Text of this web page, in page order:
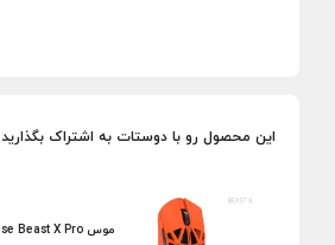
این محصول رو با دوستات به اشتراک بگذارید
موس Wlmouse Beast X Pro نارنجی